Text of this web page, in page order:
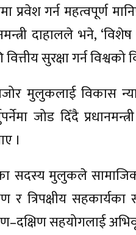
प्रवेश गर्न महत्वपूर्ण
दाहालले भने,
वित्तीय सुरक्षा गर्न
मुलुकलाई विकास
जोड दिँदै
।
सदस्य मुलुकले
र त्रिपक्षीय
सहयोगलाई